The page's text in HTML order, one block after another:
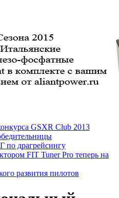
GSXR Club 2013
по драгрейсингу
FIT Tuner Pro теперь на
развития пилотов